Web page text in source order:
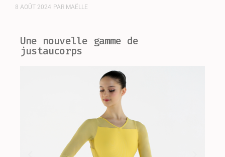
8 AOÛT 2024 PAR MAËLLE
Une nouvelle gamme de
justaucorps